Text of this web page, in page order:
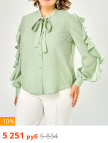
-10%
5 251 руб 5 834